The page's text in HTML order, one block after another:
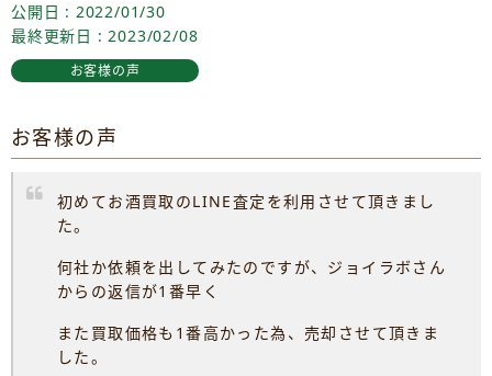
公開日 : 2022/01/30
最終更新日 : 2023/02/08
お客様の声
お客様の声
初めてお酒買取のLINE査定を利用させて頂きまし
た。
何社か依頼を出してみたのですが、ジョイラボさん
からの返信が1番早く
また買取価格も1番高かった為、売却させて頂きま
した。